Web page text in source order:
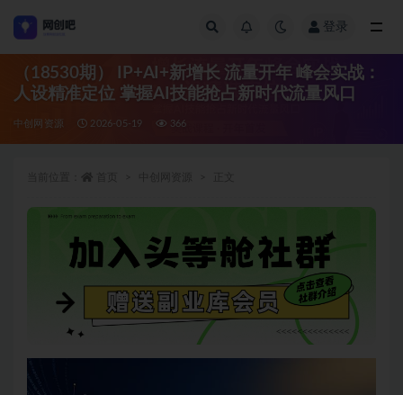
登录
（18530期） IP+AI+新增长 流量开年 峰会实战：
人设精准定位 掌握AI技能抢占新时代流量风口
中创网资源 2026-05-19 366